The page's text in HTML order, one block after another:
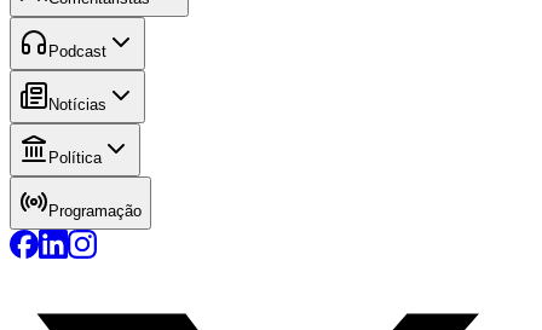
Podcast
Notícias
Política
Programação